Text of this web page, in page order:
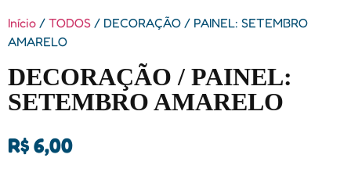
Início / TODOS / DECORAÇÃO / PAINEL: SETEMBRO
AMARELO
DECORAÇÃO / PAINEL:
SETEMBRO AMARELO
R$6,00